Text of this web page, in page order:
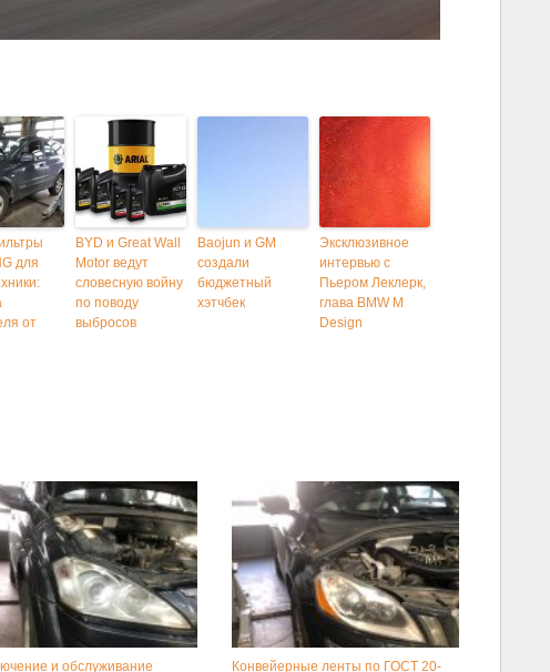
для
от
BYD и Great Wall
Motor ведут
словесную войну
по поводу
выбросов
Baojun и GM
создали
бюджетный
хэтчбек
Эксклюзивное
интервью с
Пьером Леклерк,
глава BMW M
Design
и обслуживание
Конвейерные ленты по ГОСТ 20-